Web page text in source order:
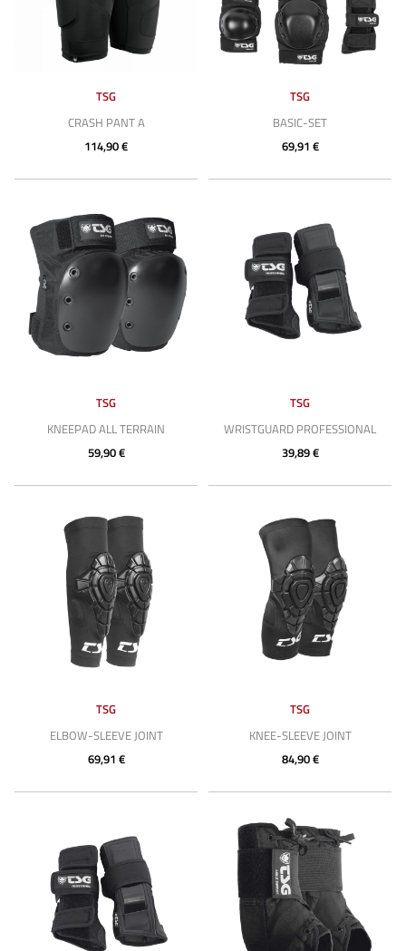
TSG
CRASH PANT A
114,90 €
TSG
BASIC-SET
69,91 €
TSG
KNEEPAD ALL TERRAIN
59,90 €
TSG
WRISTGUARD PROFESSIONAL
39,89 €
TSG
ELBOW-SLEEVE JOINT
69,91 €
TSG
KNEE-SLEEVE JOINT
84,90 €